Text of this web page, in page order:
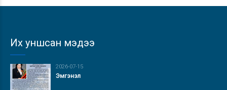
Их уншсан мэдээ
2026-07-15
Эмгэнэл